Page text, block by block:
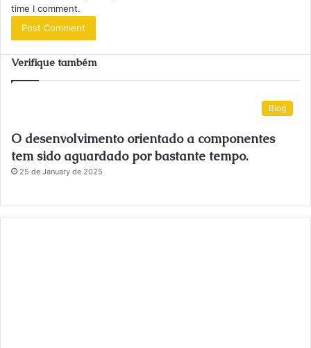
time I comment.
Verifique também
Blog
O desenvolvimento orientado a componentes
tem sido aguardado por bastante tempo.
25 de January de 2025